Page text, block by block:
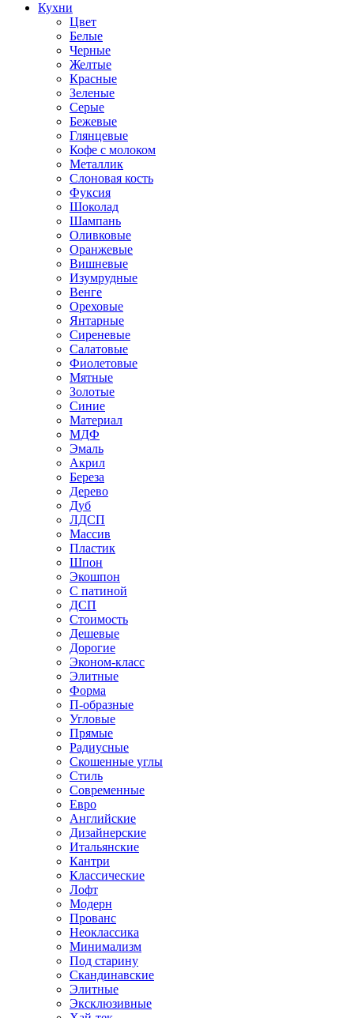
Кухни
Цвет
Белые
Черные
Желтые
Красные
Зеленые
Серые
Бежевые
Глянцевые
Кофе с молоком
Металлик
Слоновая кость
Фуксия
Шоколад
Шампань
Оливковые
Оранжевые
Вишневые
Изумрудные
Венге
Ореховые
Янтарные
Сиреневые
Салатовые
Фиолетовые
Мятные
Золотые
Синие
Материал
МДФ
Эмаль
Акрил
Береза
Дерево
Дуб
ЛДСП
Массив
Пластик
Шпон
Экошпон
С патиной
ДСП
Стоимость
Дешевые
Дорогие
Эконом-класс
Элитные
Форма
П-образные
Угловые
Прямые
Радиусные
Скошенные углы
Стиль
Современные
Евро
Английские
Дизайнерские
Итальянские
Кантри
Классические
Лофт
Модерн
Прованс
Неоклассика
Минимализм
Под старину
Скандинавские
Элитные
Эксклюзивные